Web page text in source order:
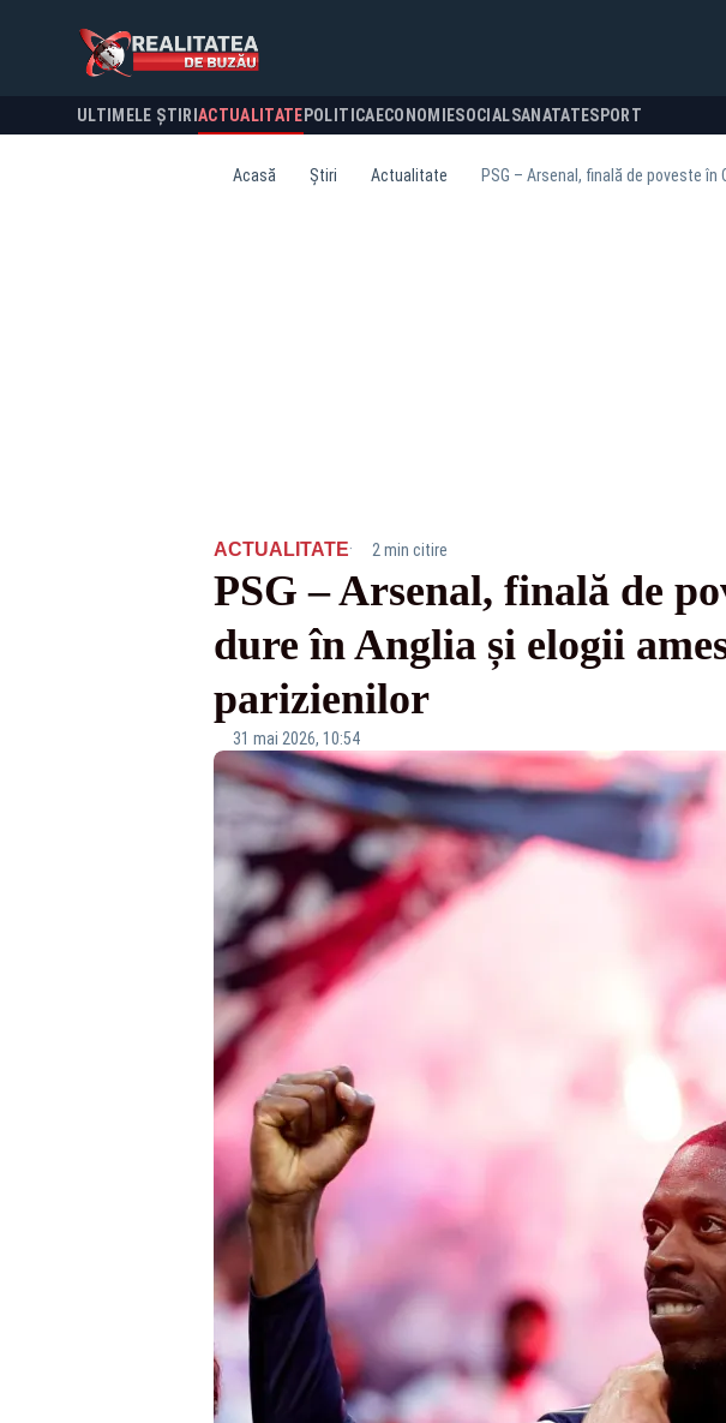
ULTIMELE ȘTIRI ACTUALITATE POLITICA ECONOMIESOCIALSANATATESPORT
Acasă Știri Actualitate PSG – Arsenal, finală de poveste
ACTUALITATE· 2 min citire
PSG – Arsenal, finală de
dure în Anglia și elogii
parizienilor
31 mai 2026, 10:54